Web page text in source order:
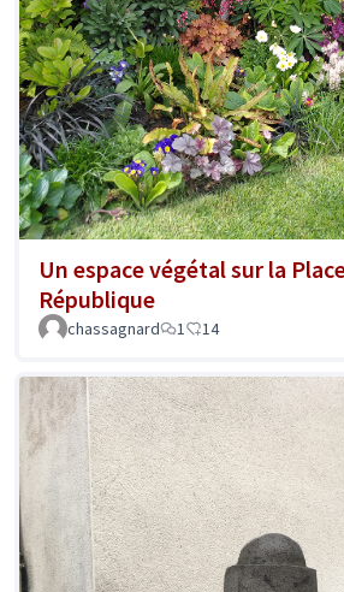
Un espace végétal sur la
République
chassagnard 1 14